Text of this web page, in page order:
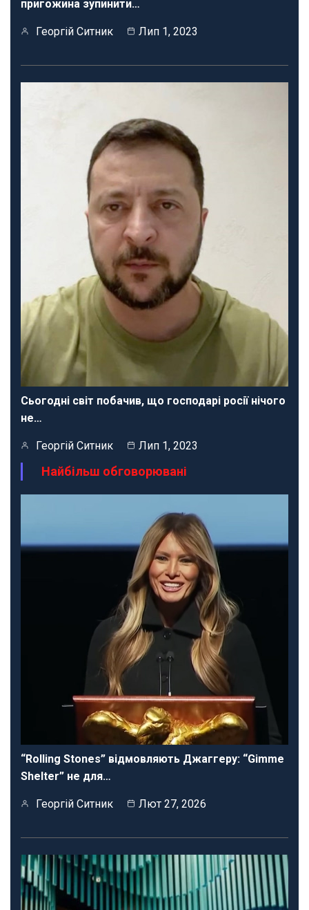
пригожина зупинити…
Георгій Ситник Лип 1, 2023
Сьогодні світ побачив, що господарі росії нічого
не…
Георгій Ситник Лип 1, 2023
Найбільш обговорювані
“Rolling Stones” відмовляють Джаггеру: “Gimme
Shelter” не для…
Георгій Ситник Лют 27, 2026